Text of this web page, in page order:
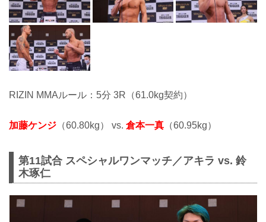
RIZIN MMAルール：5分 3R（61.0kg契約）
加藤ケンジ （60.80kg） vs. 倉本一真 （60.95kg）
第11試合 スペシャルワンマッチ／アキラ vs. 鈴
木琢仁